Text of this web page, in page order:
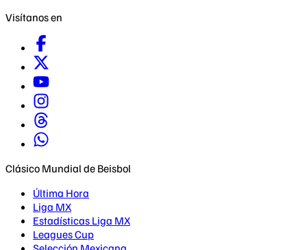
Visítanos en
Clásico Mundial de Beisbol
Última Hora
Liga MX
Estadísticas Liga MX
Leagues Cup